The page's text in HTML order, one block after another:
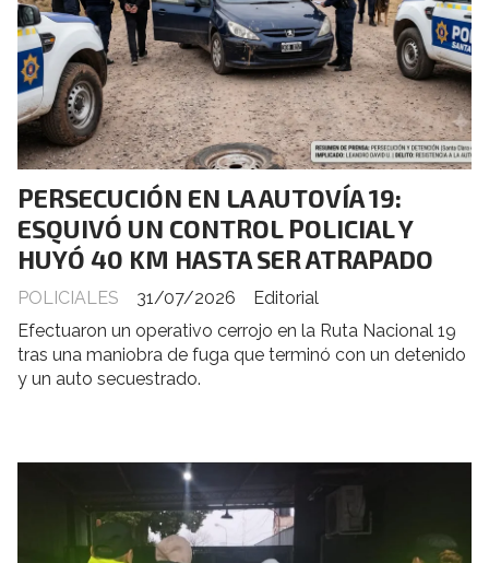
PERSECUCIÓN EN LA AUTOVÍA 19:
ESQUIVÓ UN CONTROL POLICIAL Y
HUYÓ 40 KM HASTA SER ATRAPADO
Editorial
POLICIALES
31/07/2026
Efectuaron un operativo cerrojo en la Ruta Nacional 19
tras una maniobra de fuga que terminó con un detenido
y un auto secuestrado.